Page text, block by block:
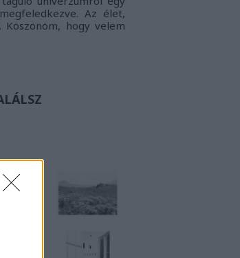
Az élet,
Köszönöm, hogy velem